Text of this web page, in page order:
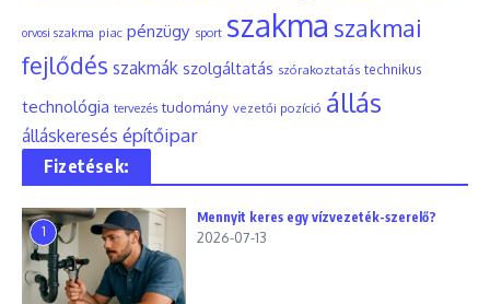
orvosi szakma piac pénzügy sport szakma szakmai
fejlődés szakmák szolgáltatás szórakoztatás technikus
technológia tervezés tudomány vezetői pozíció állás
álláskeresés építőipar
Fizetések:
1
Mennyit keres egy vízvezeték-szerelő?
2026-07-13